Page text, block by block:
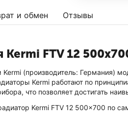
и обмен Отзывы
Kermi FTV 12
(производитель: Германия)
Kermi работают по
что позволяет достигать
Kermi FTV 12 500x700 по